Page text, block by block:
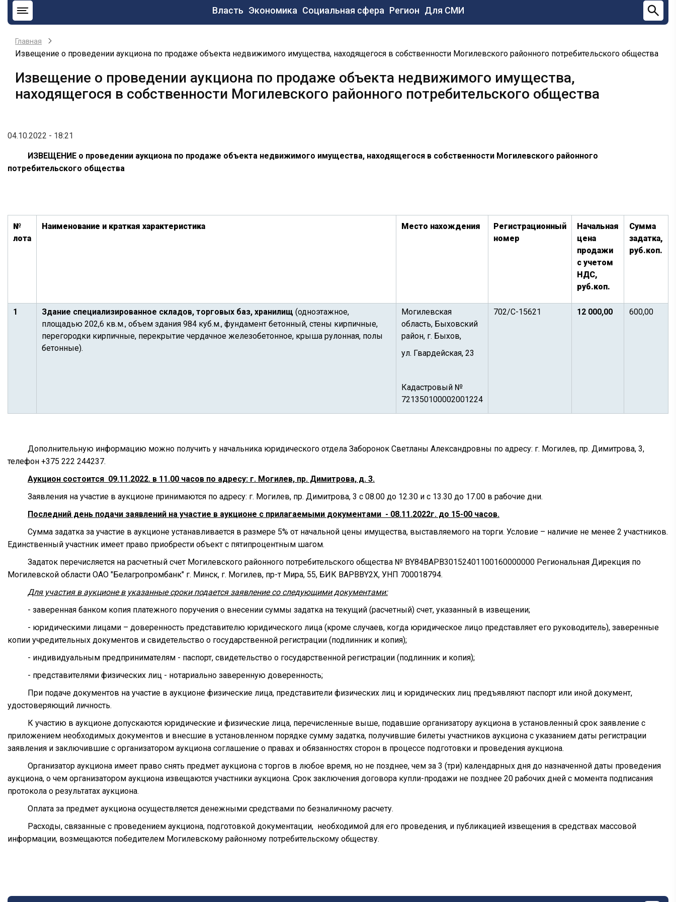
Основная
навигация
Власть Экономика Социальная сфера Регион Для СМИ
Главная
Извещение о проведении аукциона по продаже объекта недвижимого имущества, находящегося в собственности Могилевского районного потребительского общества
Извещение о проведении аукциона по продаже объекта недвижимого имущества,
находящегося в собственности Могилевского районного потребительского общества
04.10.2022 - 18:21
ИЗВЕЩЕНИЕ о проведении аукциона по продаже объекта недвижимого имущества, находящегося в собственности Могилевского районного
потребительского общества
№
лота
Наименование и краткая характеристика Место нахождения
Регистрационный
номер
Начальная
цена
продажи
с учетом
НДС,
руб.коп.
Сумма
задатка,
руб.коп.
1 Здание специализированное складов, торговых баз, хранилищ (одноэтажное,
площадью 202,6 кв.м., объем здания 984 куб.м., фундамент бетонный, стены кирпичные,
перегородки кирпичные, перекрытие чердачное железобетонное, крыша рулонная, полы
бетонные).
Могилевская
область, Быховский
район, г. Быхов,
ул. Гвардейская, 23
Кадастровый №
721350100002001224
702/С-15621 12 000,00 600,00
Дополнительную информацию можно получить у начальника юридического отдела Заборонок Светланы Александровны по адресу: г. Могилев, пр. Димитрова, 3,
телефон +375 222 244237.
Аукцион состоится 09.11.2022. в 11.00 часов по адресу: г. Могилев, пр. Димитрова, д. 3.
Заявления на участие в аукционе принимаются по адресу: г. Могилев, пр. Димитрова, 3 с 08.00 до 12.30 и с 13.30 до 17.00 в рабочие дни.
Последний день подачи заявлений на участие в аукционе с прилагаемыми документами - 08.11.2022г. до 15-00 часов.
Сумма задатка за участие в аукционе устанавливается в размере 5% от начальной цены имущества, выставляемого на торги. Условие – наличие не менее 2 участников.
Единственный участник имеет право приобрести объект с пятипроцентным шагом.
Задаток перечисляется на расчетный счет Могилевского районного потребительского общества № BY84BAPB30152401100160000000 Региональная Дирекция по
Могилевской области ОАО "Белагропромбанк" г. Минск, г. Могилев, пр-т Мира, 55, БИК ВАРВВY2Х, УНП 700018794.
Для участия в аукционе в указанные сроки подается заявление со следующими документами:
- заверенная банком копия платежного поручения о внесении суммы задатка на текущий (расчетный) счет, указанный в извещении;
- юридическими лицами – доверенность представителю юридического лица (кроме случаев, когда юридическое лицо представляет его руководитель), заверенные
копии учредительных документов и свидетельство о государственной регистрации (подлинник и копия);
- индивидуальным предпринимателям - паспорт, свидетельство о государственной регистрации (подлинник и копия);
- представителями физических лиц - нотариально заверенную доверенность;
При подаче документов на участие в аукционе физические лица, представители физических лиц и юридических лиц предъявляют паспорт или иной документ,
удостоверяющий личность.
К участию в аукционе допускаются юридические и физические лица, перечисленные выше, подавшие организатору аукциона в установленный срок заявление с
приложением необходимых документов и внесшие в установленном порядке сумму задатка, получившие билеты участников аукциона с указанием даты регистрации
заявления и заключившие с организатором аукциона соглашение о правах и обязанностях сторон в процессе подготовки и проведения аукциона.
Организатор аукциона имеет право снять предмет аукциона с торгов в любое время, но не позднее, чем за 3 (три) календарных дня до назначенной даты проведения
аукциона, о чем организатором аукциона извещаются участники аукциона. Срок заключения договора купли-продажи не позднее 20 рабочих дней с момента подписания
протокола о результатах аукциона.
Оплата за предмет аукциона осуществляется денежными средствами по безналичному расчету.
Расходы, связанные с проведением аукциона, подготовкой документации, необходимой для его проведения, и публикацией извещения в средствах массовой
информации, возмещаются победителем Могилевскому районному потребительскому обществу.